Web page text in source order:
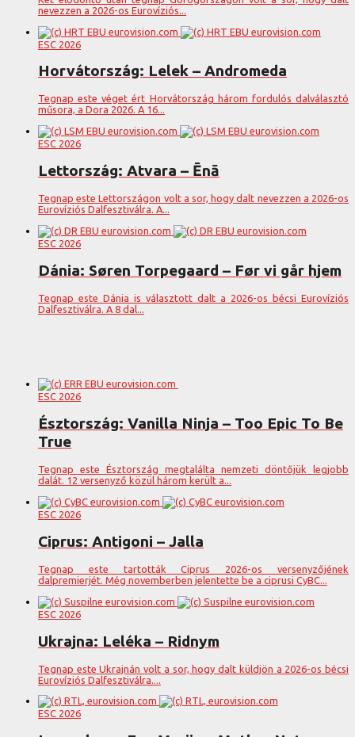
nevezzen a 2026-os Eurovíziós...
ESC 2026
Horvátország: Lelek – Andromeda
Tegnap este véget ért Horvátország három fordulós dalválasztó
műsora, a Dora 2026. A 16...
ESC 2026
Lettország: Atvara – Ēnā
Tegnap este Lettországon volt a sor, hogy dalt nevezzen a 2026-os
Eurovíziós Dalfesztiválra. A...
ESC 2026
Dánia: Søren Torpegaard – Før vi går hjem
Tegnap este Dánia is választott dalt a 2026-os bécsi Eurovíziós
Dalfesztiválra. A 8 dal...
ESC 2026
Észtország: Vanilla Ninja – Too Epic To Be
True
Tegnap este Észtország megtalálta nemzeti döntőjük legjobb
dalát. 12 versenyző közül három került a...
ESC 2026
Ciprus: Antigoni – Jalla
Tegnap este tartották Ciprus 2026-os versenyzőjének
dalpremierjét. Még novemberben jelentette be a ciprusi CyBC...
ESC 2026
Ukrajna: Leléka – Ridnym
Tegnap este Ukrajnán volt a sor, hogy dalt küldjön a 2026-os bécsi
Eurovíziós Dalfesztiválra....
ESC 2026